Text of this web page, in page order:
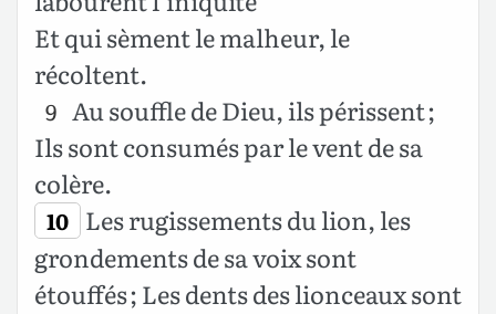
Et qui sèment le malheur, le
récoltent.
9 Au souffle de Dieu, ils périssent ;
Ils sont consumés par le vent de sa
colère.
10 Les rugissements du lion, les
grondements de sa voix sont
étouffés ; Les dents des lionceaux sont